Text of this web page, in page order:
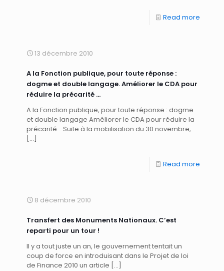
Read more
13 décembre 2010
A la Fonction publique, pour toute réponse :
dogme et double langage. Améliorer le CDA pour
réduire la précarité …
A la Fonction publique, pour toute réponse : dogme
et double langage Améliorer le CDA pour réduire la
précarité… Suite à la mobilisation du 30 novembre,
[…]
Read more
8 décembre 2010
Transfert des Monuments Nationaux. C’est
reparti pour un tour !
Il y a tout juste un an, le gouvernement tentait un
coup de force en introduisant dans le Projet de loi
de Finance 2010 un article […]